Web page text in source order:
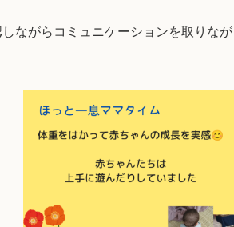
ながらコミュニケーションを取りな